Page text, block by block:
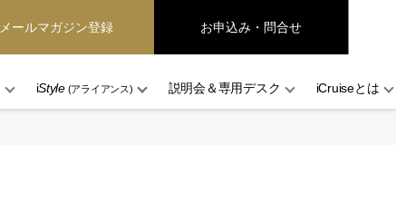
メールマガジン登録 お申込み・問合せ
iStyle(アライアンス) 説明会＆専用デスク iCruiseとは